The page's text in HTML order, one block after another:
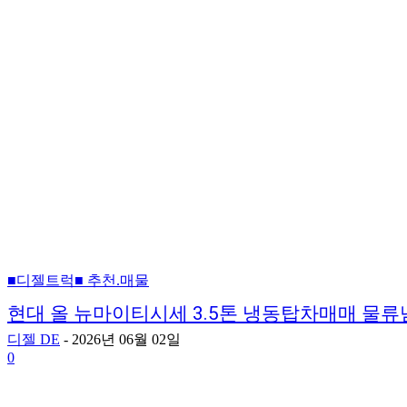
■디젤트럭■ 추천.매물
현대 올 뉴마이티시세 3.5톤 냉동탑차매매 물류
디젤 DE - 2026년 06월 02일
0